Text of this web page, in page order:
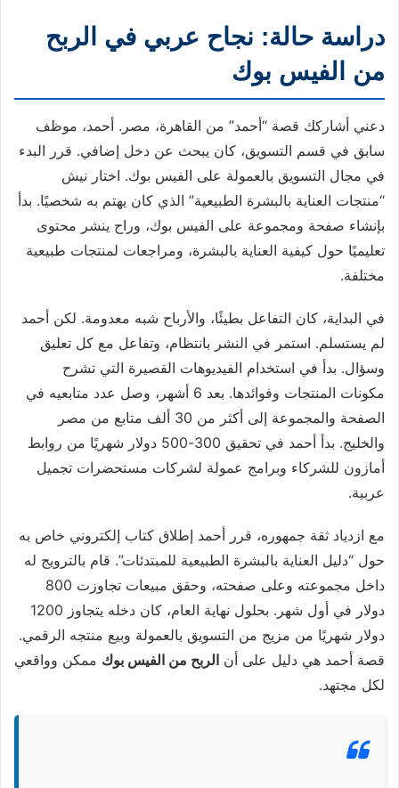
دراسة حالة: نجاح عربي في الربح
من الفيس بوك
دعني أشاركك قصة “أحمد” من القاهرة، مصر. أحمد، موظف
سابق في قسم التسويق، كان يبحث عن دخل إضافي. قرر البدء
في مجال التسويق بالعمولة على الفيس بوك. اختار نيش
“منتجات العناية بالبشرة الطبيعية” الذي كان يهتم به شخصيًا. بدأ
بإنشاء صفحة ومجموعة على الفيس بوك، وراح ينشر محتوى
تعليميًا حول كيفية العناية بالبشرة، ومراجعات لمنتجات طبيعية
مختلفة.
في البداية، كان التفاعل بطيئًا، والأرباح شبه معدومة. لكن أحمد
لم يستسلم. استمر في النشر بانتظام، وتفاعل مع كل تعليق
وسؤال. بدأ في استخدام الفيديوهات القصيرة التي تشرح
مكونات المنتجات وفوائدها. بعد 6 أشهر، وصل عدد متابعيه في
الصفحة والمجموعة إلى أكثر من 30 ألف متابع من مصر
والخليج. بدأ أحمد في تحقيق 300-500 دولار شهريًا من روابط
أمازون للشركاء وبرامج عمولة لشركات مستحضرات تجميل
عربية.
مع ازدياد ثقة جمهوره، قرر أحمد إطلاق كتاب إلكتروني خاص به
حول “دليل العناية بالبشرة الطبيعية للمبتدئات”. قام بالترويج له
داخل مجموعته وعلى صفحته، وحقق مبيعات تجاوزت 800
دولار في أول شهر. بحلول نهاية العام، كان دخله يتجاوز 1200
دولار شهريًا من مزيج من التسويق بالعمولة وبيع منتجه الرقمي.
قصة أحمد هي دليل على أن الربح من الفيس بوك ممكن وواقعي
لكل مجتهد.